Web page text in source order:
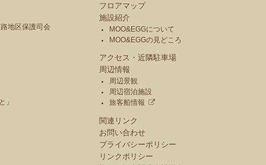
地区保護司会
」
フロアマップ
施設紹介
MOO&EGGについて
MOO&EGGの見どころ
アクセス・近隣駐車場
周辺情報
周辺景観
周辺宿泊施設
旅客船情報
関連リンク
お問い合わせ
プライバシーポリシー
リンクポリシー